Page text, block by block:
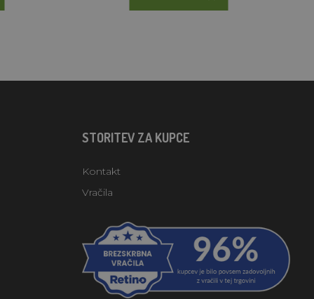
STORITEV ZA KUPCE
Kontakt
Vračila